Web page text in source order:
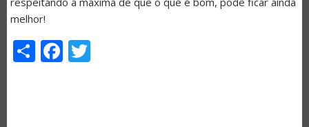
melhor!
ShareFacebook